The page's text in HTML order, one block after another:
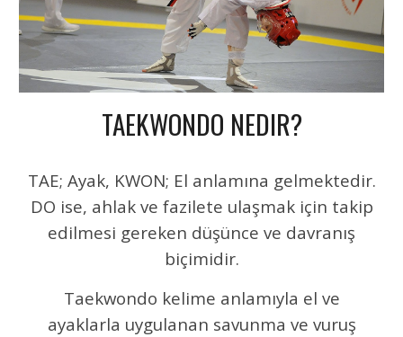
TAEKWONDO NEDIR?
TAE; Ayak, KWON; El anlamına gelmektedir.
DO ise, ahlak ve fazilete ulaşmak için takip
edilmesi gereken düşünce ve davranış
biçimidir.
Taekwondo kelime anlamıyla el ve
ayaklarla uygulanan savunma ve vuruş